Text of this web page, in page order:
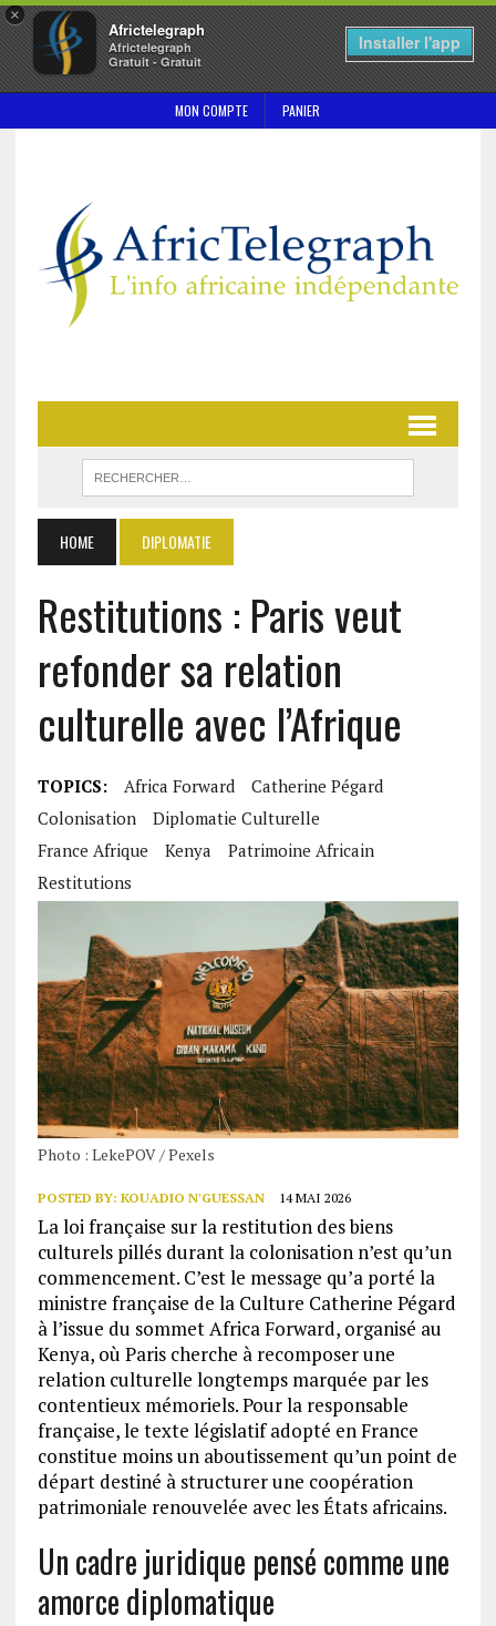
×
Africtelegraph
Africtelegraph
Gratuit - Gratuit
Installer l'app
MON COMPTE PANIER
HOME DIPLOMATIE
Restitutions : Paris veut
refonder sa relation
culturelle avec l’Afrique
TOPICS: Africa Forward
Catherine Pégard
Colonisation
Diplomatie Culturelle
France Afrique
Kenya
Patrimoine Africain
Restitutions
Photo : LekePOV / Pexels
POSTED BY: KOUADIO N'GUESSAN 14 MAI 2026
La loi française sur la restitution des biens
culturels pillés durant la colonisation n’est qu’un
commencement. C’est le message qu’a porté la
ministre française de la Culture Catherine Pégard
à l’issue du sommet Africa Forward, organisé au
Kenya, où Paris cherche à recomposer une
relation culturelle longtemps marquée par les
contentieux mémoriels. Pour la responsable
française, le texte législatif adopté en France
constitue moins un aboutissement qu’un point de
départ destiné à structurer une coopération
patrimoniale renouvelée avec les États africains.
Un cadre juridique pensé comme une
amorce diplomatique